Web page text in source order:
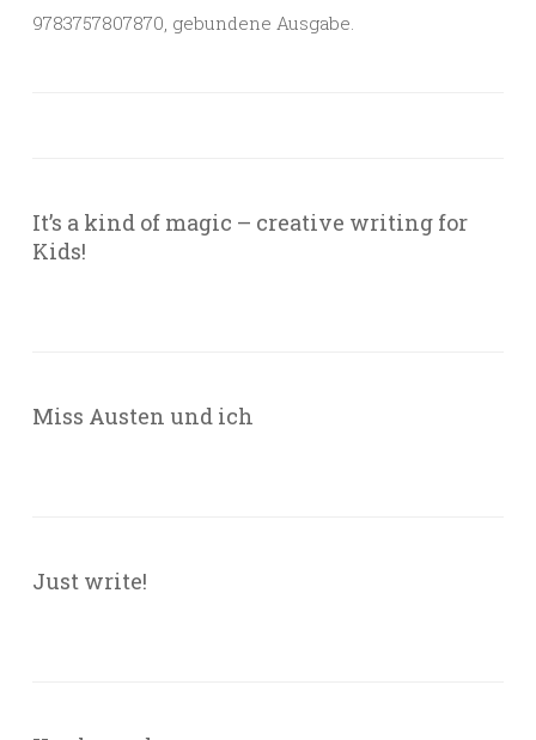
9783757807870, gebundene Ausgabe.
It’s a kind of magic – creative writing for
Kids!
Miss Austen und ich
Just write!